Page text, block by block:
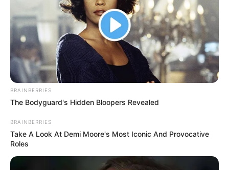
BRAINBERRIES
The Bodyguard's Hidden Bloopers Revealed
BRAINBERRIES
Take A Look At Demi Moore's Most Iconic And Provocative
Roles